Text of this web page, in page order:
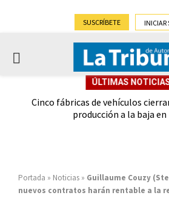
SUSCRÍBETE INICIAR
PRIMARY
ÚLTIMAS
Cinco fábricas de vehículos
producción a la baja en
Portada » Noticias » Guillaume Couzy
nuevos contratos harán rentable a la